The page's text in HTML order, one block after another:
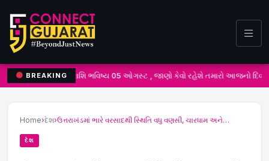
BREAKING રાશિ ભવિષ્ય 05 ઓગસ્ટ , જાણો કેવો રહેશે તમારો આજનો દિવસ
Home›દેશ›ઉત્તરાખંડમાં ભારે વરસાદથી સ્થિતિ વધુ વણસી, ચારધામ અને…
દેશ